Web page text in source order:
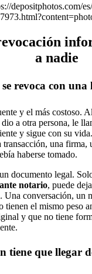
depositphotos.com/
a nadie
revoca con una
y el más costoso.
a otra persona, le
y sigue con su
transacción, una firma,
haberse tomado.
documento legal.
notario, puede
Una conversación, un
tienen el mismo peso
y que no tiene
tiene que llegar